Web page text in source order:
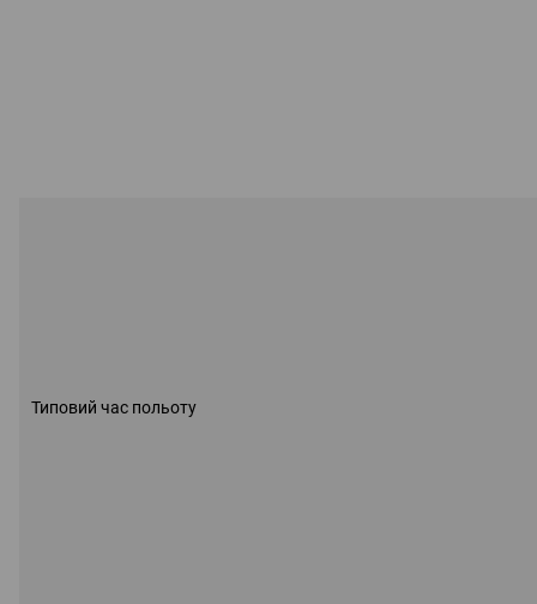
Типовий час польоту